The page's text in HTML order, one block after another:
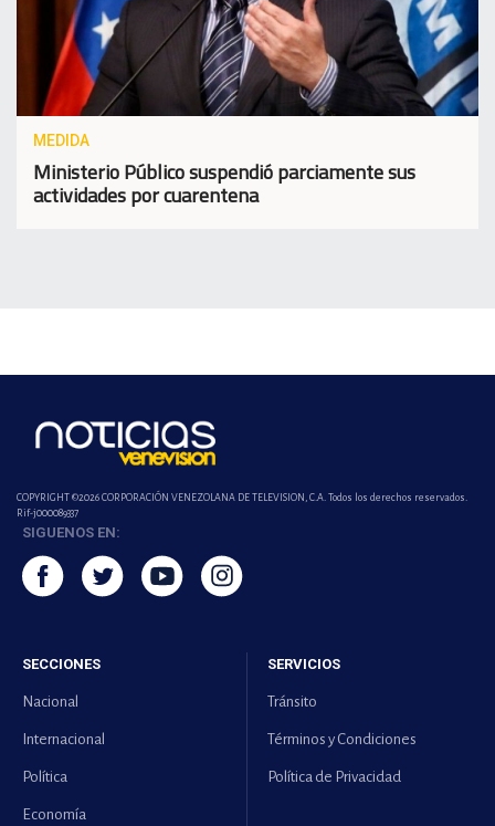
MEDIDA
Ministerio Público suspendió parciamente sus
actividades por cuarentena
COPYRIGHT ©2026 CORPORACIÓN VENEZOLANA DE TELEVISION, C.A. Todos los derechos reservados.
Rif-j000089337
SIGUENOS EN:
SECCIONES
Nacional
Internacional
Política
Economía
SERVICIOS
Tránsito
Términos y Condiciones
Política de Privacidad